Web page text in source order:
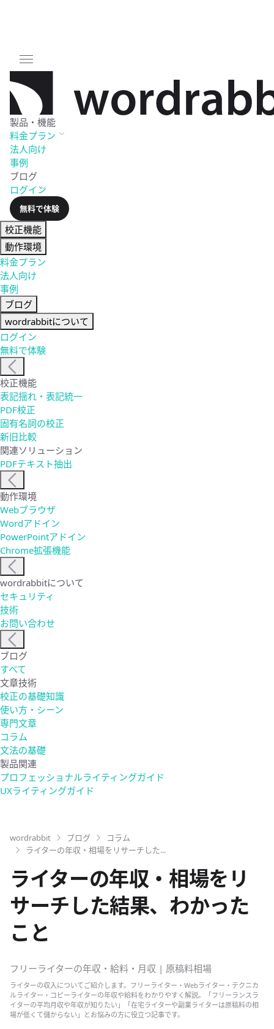
製品・機能
料金プラン
法人向け
事例
ブログ
ログイン
無料で体験
校正機能
動作環境
料金プラン
法人向け
事例
ブログ
wordrabbitについて
ログイン
無料で体験
校正機能
表記揺れ・表記統一
PDF校正
固有名詞の校正
新旧比較
関連ソリューション
PDFテキスト抽出
動作環境
Webブラウザ
Wordアドイン
PowerPointアドイン
Chrome拡張機能
wordrabbitについて
セキュリティ
技術
お問い合わせ
ブログ
すべて
文章技術
校正の基礎知識
使い方・シーン
専門文章
コラム
文法の基礎
製品関連
プロフェッショナルライティングガイド
UXライティングガイド
wordrabbit ブログ
コラム
ライターの年収・相場をリサーチした...
ライターの年収・相場をリ
サーチした結果、わかった
こと
フリーライターの年収・給料・月収 | 原稿料相場
ライターの収入についてご紹介します。フリーライター・Webライター・テクニカ
ルライター・コピーライターの年収や給料をわかりやすく解説。「フリーランスラ
イターの平均月収や年収が知りたい」「在宅ライターや副業ライターは原稿料の相
場が低くて儲からない」とお悩みの方に役立つ記事です。